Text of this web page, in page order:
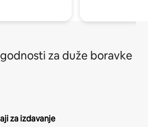
za duže boravke
za izdavanje